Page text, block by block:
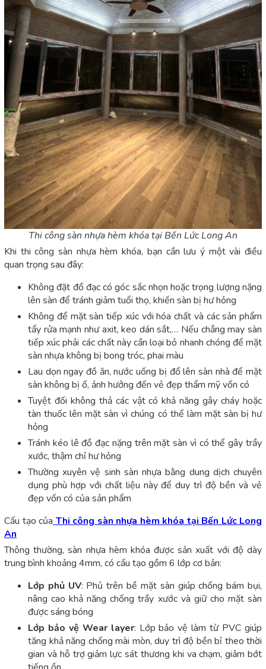
Thi công sàn nhựa hèm khóa tại Bến Lức Long An
Khi thi công sàn nhựa hèm khóa, bạn cần lưu ý một vài điều
quan trọng sau đây:
Không đặt đồ đạc có góc sắc nhọn hoặc trọng lượng nặng
lên sàn để tránh giảm tuổi thọ, khiến sàn bị hư hỏng
Không để mặt sàn tiếp xúc với hóa chất và các sản phẩm
tẩy rửa mạnh như axit, keo dán sắt,… Nếu chẳng may sàn
tiếp xúc phải các chất này cần loại bỏ nhanh chóng để mặt
sàn nhựa không bị bong tróc, phai màu
Lau dọn ngay đồ ăn, nước uống bị đổ lên sàn nhà để mặt
sàn không bị ố, ảnh hưởng đến vẻ đẹp thẩm mỹ vốn có
Tuyệt đối không thả các vật có khả năng gây cháy hoặc
tàn thuốc lên mặt sàn vì chúng có thể làm mặt sàn bị hư
hỏng
Tránh kéo lê đồ đạc nặng trên mặt sàn vì có thể gây trầy
xước, thậm chỉ hư hỏng
Thường xuyên vệ sinh sàn nhựa bằng dung dịch chuyên
dụng phù hợp với chất liệu này để duy trì độ bền và vẻ
đẹp vốn có của sản phẩm
Cấu tạo của Thi công sàn nhựa hèm khóa tại Bến Lức Long
An
Thông thường, sàn nhựa hèm khóa được sản xuất với độ dày
trung bình khoảng 4mm, có cấu tạo gồm 6 lớp cơ bản:
Lớp phủ UV: Phủ trên bề mặt sàn giúp chống bám bụi,
nâng cao khả năng chống trầy xước và giữ cho mặt sàn
được sáng bóng
Lớp bảo vệ Wear layer: Lớp bảo vệ làm từ PVC giúp
tăng khả năng chống mài mòn, duy trì độ bền bỉ theo thời
gian và hỗ trợ giảm lực sát thương khi va chạm, giảm bớt